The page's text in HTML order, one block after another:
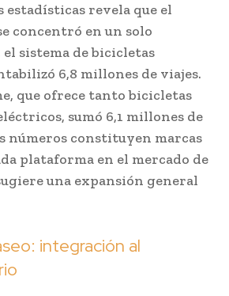
estadísticas revela que el
concentró en un solo
sistema de bicicletas
6,8 millones de viajes.
que ofrece tanto bicicletas
sumó 6,1 millones de
números constituyen marcas
plataforma en el mercado de
una expansión general
integración al